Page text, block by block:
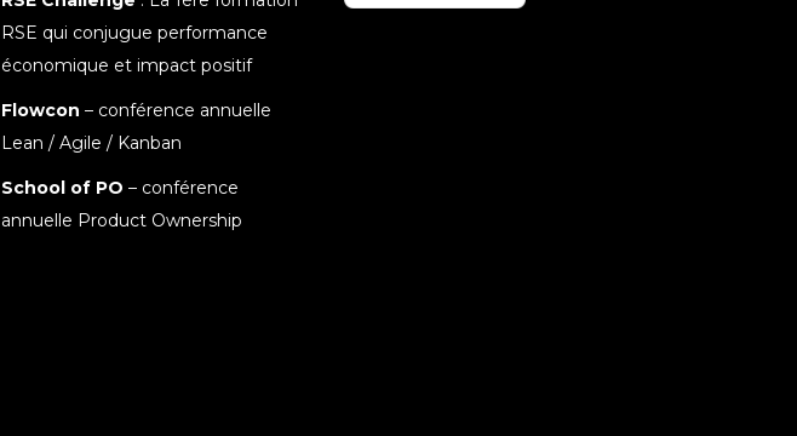
RSE qui conjugue performance
économique et impact positif
Flowcon – conférence annuelle
Lean / Agile / Kanban
School of PO – conférence
annuelle Product Ownership